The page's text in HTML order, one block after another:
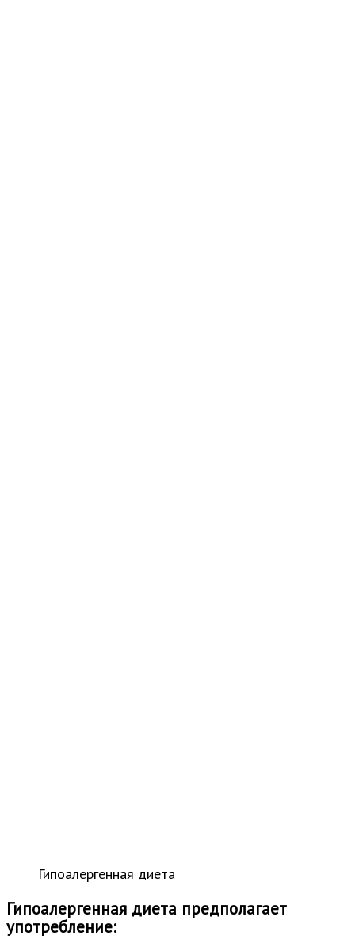
Гипоалергенная диета
Гипоалергенная диета предполагает
употребление: